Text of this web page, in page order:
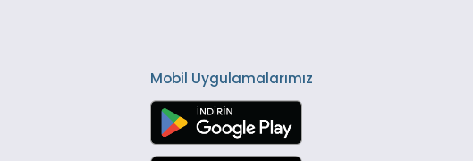
Mobil Uygulamalarımız